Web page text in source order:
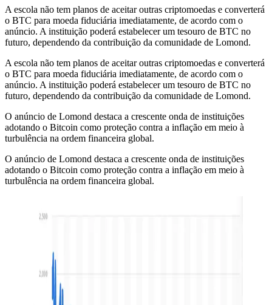
A escola não tem planos de aceitar outras criptomoedas e converterá
o BTC para moeda fiduciária imediatamente, de acordo com o
anúncio. A instituição poderá estabelecer um tesouro de BTC no
futuro, dependendo da contribuição da comunidade de Lomond.
A escola não tem planos de aceitar outras criptomoedas e converterá
o BTC para moeda fiduciária imediatamente, de acordo com o
anúncio. A instituição poderá estabelecer um tesouro de BTC no
futuro, dependendo da contribuição da comunidade de Lomond.
O anúncio de Lomond destaca a crescente onda de instituições
adotando o Bitcoin como proteção contra a inflação em meio à
turbulência na ordem financeira global.
O anúncio de Lomond destaca a crescente onda de instituições
adotando o Bitcoin como proteção contra a inflação em meio à
turbulência na ordem financeira global.